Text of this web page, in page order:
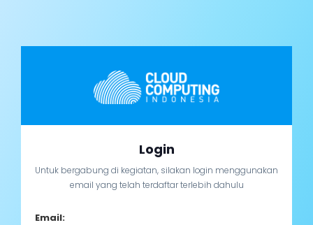
Login
Untuk bergabung di kegiatan, silakan login menggunakan
email yang telah terdaftar terlebih dahulu
Email: